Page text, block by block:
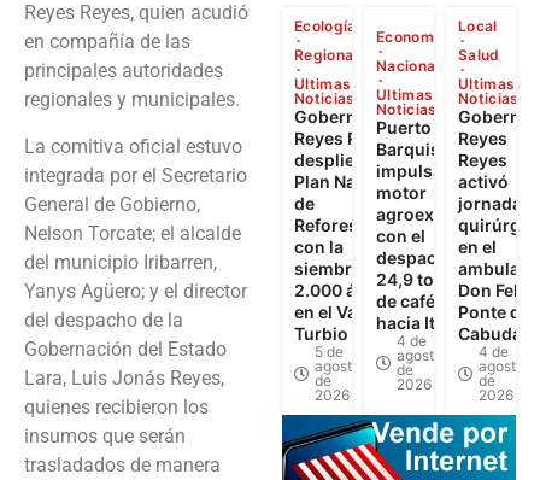
Reyes Reyes, quien acudió
en compañía de las
principales autoridades
regionales y municipales.
La comitiva oficial estuvo
integrada por el Secretario
General de Gobierno,
Nelson Torcate; el alcalde
del municipio Iribarren,
Yanys Agüero; y el director
del despacho de la
Gobernación del Estado
Lara, Luis Jonás Reyes,
quienes recibieron los
insumos que serán
trasladados de manera
Ecología
Regional
Ultimas
Noticias
Gobernador
Reyes Reyes
despliega
Plan Nacional
de
Reforestación
con la
siembra de
2.000 árboles
en el Valle del
Turbio
5 de
agosto
de
2026
Economía
Nacional
Ultimas
Noticias
Puerto Seco de
Barquisimeto
impulsa el
motor
agroexportador
con el
despacho de
24,9 toneladas
de café verde
hacia Italia
4 de
agosto
de
2026
Local
Salud
Ultimas
Noticias
Reyes
Reyes
activó
jornadas
en el
Don
Ponte de
Cabudare
4 de
agosto
de
2026